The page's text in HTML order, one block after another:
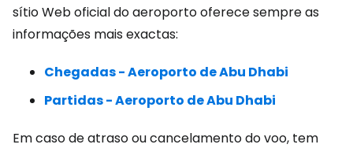
sítio Web oficial do aeroporto oferece sempre as
informações mais exactas:
Chegadas - Aeroporto de Abu Dhabi
Partidas - Aeroporto de Abu Dhabi
Em caso de atraso ou cancelamento do voo, tem